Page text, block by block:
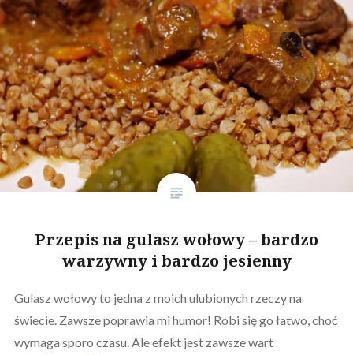
Przepis na gulasz wołowy – bardzo
warzywny i bardzo jesienny
Gulasz wołowy to jedna z moich ulubionych rzeczy na
świecie. Zawsze poprawia mi humor! Robi się go łatwo, choć
wymaga sporo czasu. Ale efekt jest zawsze wart